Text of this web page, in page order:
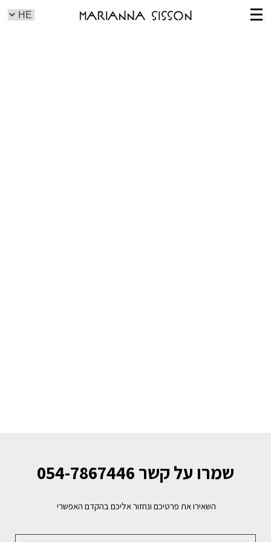
Marianna Sisson
שמרו על קשר 054-7867446
השאירו את פרטיכם ונחזור אליכם בהקדם האפשרי